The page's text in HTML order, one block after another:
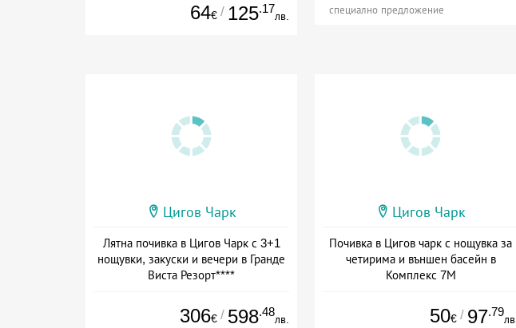
64€ / 125.17
лв. специално предложение
Цигов Чарк
Лятна почивка в Цигов Чарк с 3+1
нощувки, закуски и вечери в Гранде
Виста Резорт****
306€ / 598.48
лв.
Цигов Чарк
Почивка в Цигов чарк с нощувка за
четирима и външен басейн в
Комплекс 7М
50€ / 97.79
лв.